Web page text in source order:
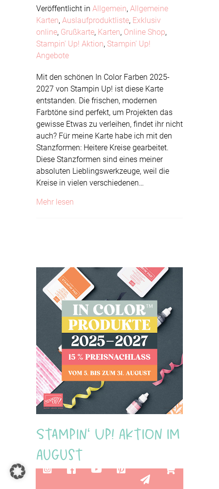
Veröffentlicht in Allgemein, Allgemeine
Karten, Auslaufproduktliste, Exklusiv
online, Grußkarte, Karten, Online Shop,
Stampin' Up! Aktion, Stampin' Up!
Angebote
Mit den schönen In Color Farben 2025-
2027 von Stampin Up! ist diese Karte
entstanden. Die frischen, modernen
Farbtöne sind perfekt, um Projekten das
gewisse Etwas zu verleihen, findet ihr nicht
auch? Für meine Karte habe ich mit den
Stanzformen: Heitere Kreise gearbeitet.
Diese Stanzformen sind eines meiner
absoluten Lieblingswerkzeuge, weil die
Kreise in vielen verschiedenen…
Mehr lesen
Stampin‘ Up! Aktion im
August
5. August 2025